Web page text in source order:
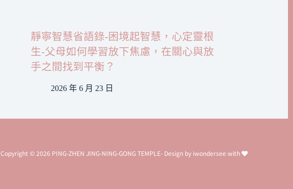
靜寧智慧省語錄-困境起智慧，心定靈根
生-父母如何學習放下焦慮，在關心與放
手之間找到平衡？
2026 年 6 月 23 日
Copyright © 2026 PING-ZHEN JING-NING-GONG TEMPLE- Design by iwondersee with